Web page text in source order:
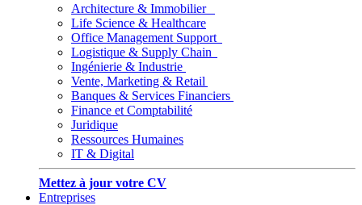
Architecture & Immobilier
Life Science & Healthcare
Office Management Support
Logistique & Supply Chain
Ingénierie & Industrie
Vente, Marketing & Retail
Banques & Services Financiers
Finance et Comptabilité
Juridique
Ressources Humaines
IT & Digital
Mettez à jour votre CV
Entreprises